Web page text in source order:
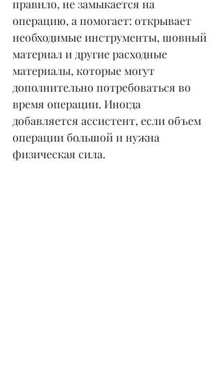
правило, не замыкается на
операцию, а помогает: открывает
необходимые инструменты, шовный
материал и другие расходные
материалы, которые могут
дополнительно потребоваться во
время операции. Иногда
добавляется ассистент, если объем
операции большой и нужна
физическая сила.